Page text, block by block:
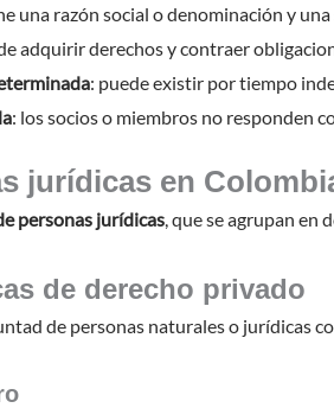
una razón social o denominación y una
adquirir derechos y contraer
: puede existir por tiempo
: los socios o miembros no responden
jurídicas en
personas jurídicas , que se agrupan en
de derecho privado
de personas naturales o jurídicas